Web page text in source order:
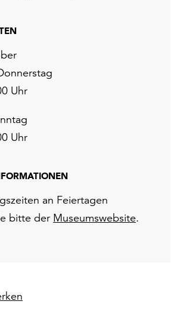
Uhr
Uhr
an Feiertagen
bitte der Museumswebsite.
merken